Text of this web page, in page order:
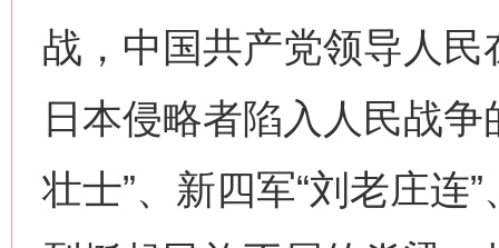
战，中国共产党领导人
日本侵略者陷入人民战
壮士”、新四军“刘老庄连